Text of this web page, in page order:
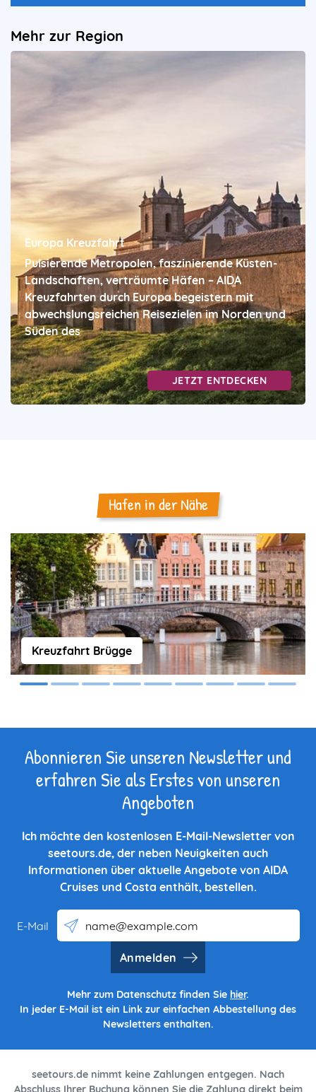
Mehr zur Region
Europa Kreuzfahrt
Pulsierende Metropolen, faszinierende Küsten-
Landschaften, verträumte Häfen – AIDA
Kreuzfahrten durch Europa begeistern mit
abwechslungsreichen Reisezielen im Norden und
Süden des
JETZT ENTDECKEN
Hafen in der Nähe
Kreuzfahrt Brügge
Abonnieren Sie unseren Newsletter und
erfahren Sie als Erstes von unseren
Angeboten
Ich möchte den kostenlosen E-Mail-Newsletter von
seetours.de, der neben Neuigkeiten auch
Informationen über aktuelle Angebote von AIDA
Cruises und Costa enthält, bestellen.
E-Mail
Anmelden
Mehr zum Datenschutz finden Sie hier.
In jeder E-Mail ist ein Link zur einfachen Abbestellung des
Newsletters enthalten.
seetours.de nimmt keine Zahlungen entgegen. Nach
Abschluss Ihrer Buchung können Sie die Zahlung direkt beim